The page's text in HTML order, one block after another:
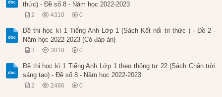
thức) - Đề số 8 - Năm học 2022-2023
2 4310 0
Đề thi học kì 1 Tiếng Anh Lớp 1 (Sách Kết nối tri thức ) - Đề 2 -
Năm học 2022-2023 (Có đáp án)
3 3818 0
Đề thi học kì 1 Tiếng Anh Lớp 1 theo thông tư 22 (Sách Chân trời
sáng tạo) - Đề số 8 - Năm học 2022-2023
2 2486 0